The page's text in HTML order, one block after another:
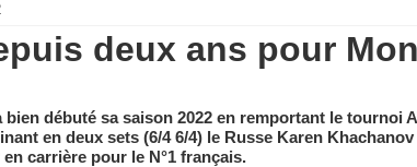
deux ans pour
bien débuté sa saison 2022 en remportant le tournoi
en deux sets (6/4 6/4) le Russe Karen Khachanov
carrière pour le N°1 français.